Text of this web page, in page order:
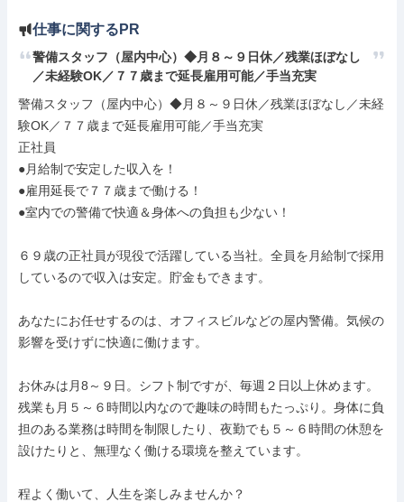
仕事に関するPR
警備スタッフ（屋内中心）◆月８～９日休／残業ほぼなし
／未経験OK／７７歳まで延長雇用可能／手当充実
警備スタッフ（屋内中心）◆月８～９日休／残業ほぼなし／未経
験OK／７７歳まで延長雇用可能／手当充実
正社員
●月給制で安定した収入を！
●雇用延長で７７歳まで働ける！
●室内での警備で快適＆身体への負担も少ない！
６９歳の正社員が現役で活躍している当社。全員を月給制で採用
しているので収入は安定。貯金もできます。
あなたにお任せするのは、オフィスビルなどの屋内警備。気候の
影響を受けずに快適に働けます。
お休みは月8～９日。シフト制ですが、毎週２日以上休めます。
残業も月５～６時間以内なので趣味の時間もたっぷり。身体に負
担のある業務は時間を制限したり、夜勤でも５～６時間の休憩を
設けたりと、無理なく働ける環境を整えています。
程よく働いて、人生を楽しみませんか？